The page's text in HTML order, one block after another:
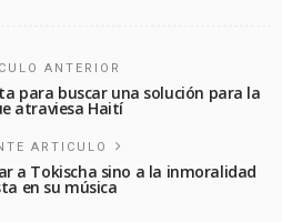
ANTERIOR
para buscar una solución para la
atraviesa Haití
ARTICULO
a Tokischa sino a la inmoralidad
en su música